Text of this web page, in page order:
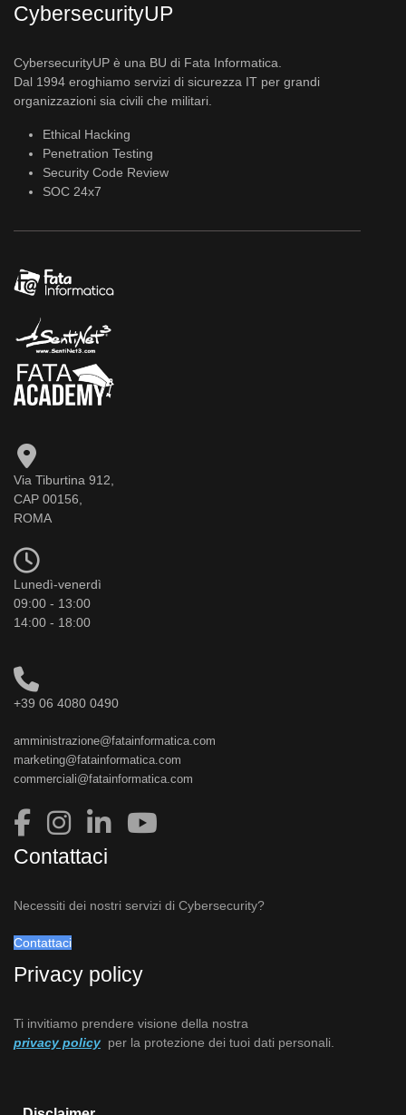
CybersecurityUP
CybersecurityUP è una BU di Fata Informatica.
Dal 1994 eroghiamo servizi di sicurezza IT per grandi
organizzazioni sia civili che militari.
Ethical Hacking
Penetration Testing
Security Code Review
SOC 24x7
Via Tiburtina 912,
CAP 00156,
ROMA
Lunedì-venerdì
09:00 - 13:00
14:00 - 18:00
+39 06 4080 0490
amministrazione@fatainformatica.com
marketing@fatainformatica.com
commerciali@fatainformatica.com
Contattaci
Necessiti dei nostri servizi di Cybersecurity?
Contattaci
Privacy policy
Ti invitiamo prendere visione della nostra
privacy policy per la protezione dei tuoi dati personali.